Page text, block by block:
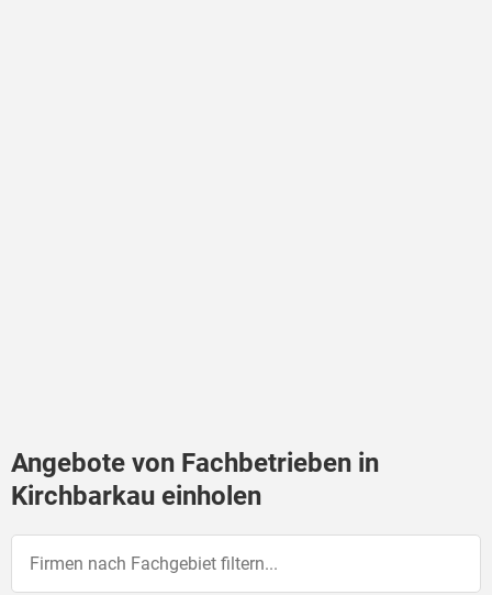
Angebote von Fachbetrieben in
Kirchbarkau einholen